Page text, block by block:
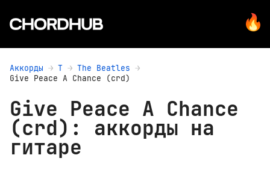
Аккорды T
The Beatles
Give Peace A Chance (crd)
Give Peace A Chance
(crd): аккорды на
гитаре